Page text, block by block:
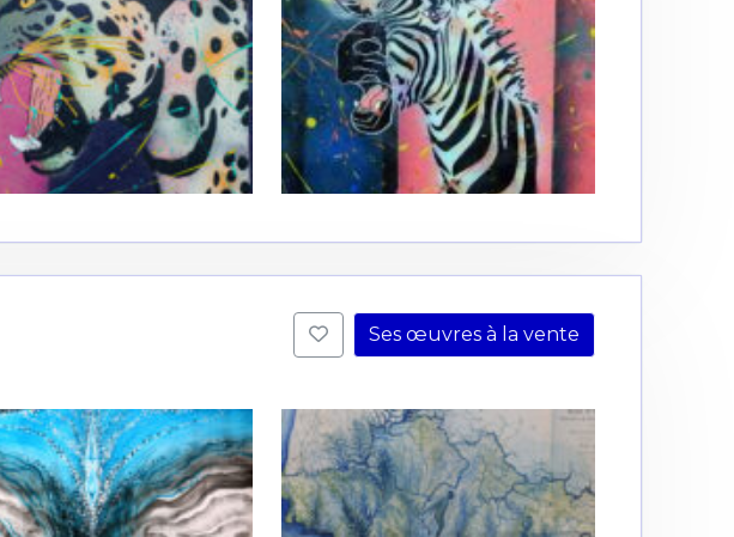
Ses œuvres à la vente